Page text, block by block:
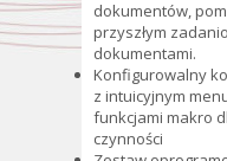
dokumentów,
przyszłym
dokumentami.
Konfigurowalny
z intuicyjnym
funkcjami makro
czynności